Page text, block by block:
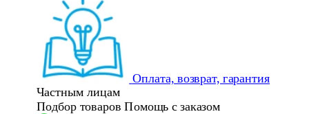
Оплата, возврат, гарантия
Частным лицам
Подбор товаров Помощь с заказом